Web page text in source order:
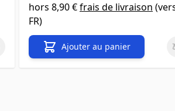
hors 8,90 €frais de livraison
FR)
Ajouter au panier